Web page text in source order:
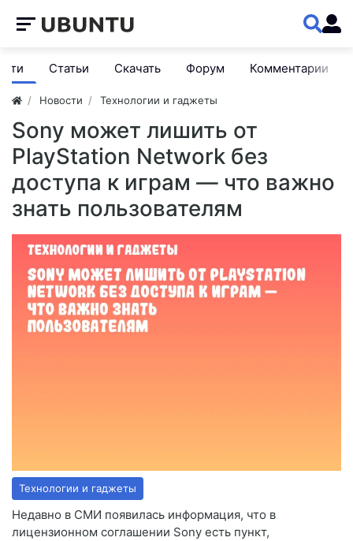
Статьи Скачать Форум Комментарии
Новости Технологии и гаджеты
Sony может лишить от
PlayStation Network без
доступа к играм — что важно
знать пользователям
Технологии и гаджеты
Недавно в СМИ появилась информация, что в
лицензионном соглашении Sony есть пункт,